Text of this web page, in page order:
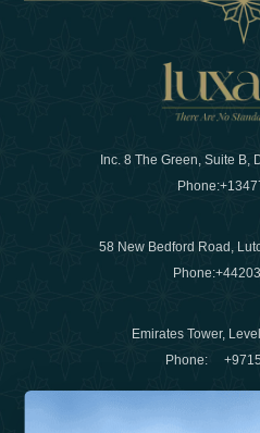
Inc. 8 The Green, Suite B,
Phone:
58 New Bedford Road,
Phone:
Emirates Tower,
Phone:
Хотели бы вы услышать
Подпишитесь на нашу